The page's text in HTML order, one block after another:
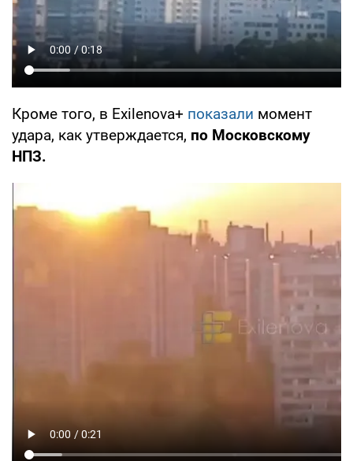
Кроме того, в Exilenova+ показали момент
удара, как утверждается, по Московскому
НПЗ.